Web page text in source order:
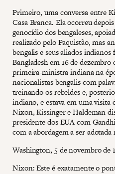
Primeiro, uma conversa entre
Casa Branca. Ela ocorreu
genocídio dos bengaleses,
realizado pelo Paquistão, mas
bengalis e seus aliados
Bangladesh em 16 de
primeira-ministra indiana na
nacionalistas bengalis com
treinando os rebeldes e,
indiano, e estava em uma visita
Nixon, Kissinger e Haldeman
presidente dos EUA com
com a abordagem a ser
Washington, 5 de novembro de
Nixon: Este é exatamente o